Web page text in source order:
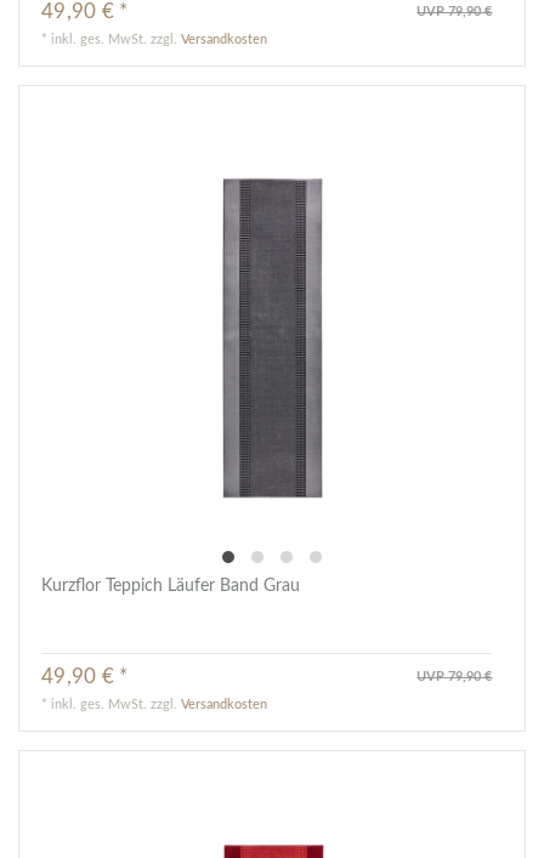
UVP 79,90 €
49,90 € *
* inkl. ges. MwSt. zzgl.Versandkosten
Kurzflor Teppich Läufer Band Grau
UVP 79,90 €
49,90 € *
* inkl. ges. MwSt. zzgl.Versandkosten